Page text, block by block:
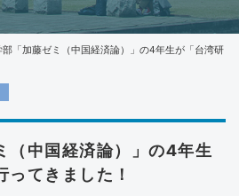
部「加藤ゼミ（中国経済論）」の4年生が「台湾研
（中国経済論）」の4年生
ってきました！